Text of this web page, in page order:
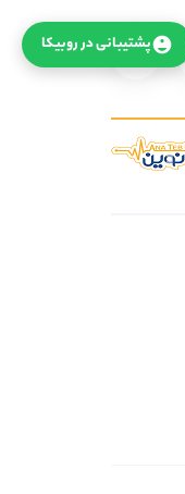
۰ پشتیبانی در روبیکا